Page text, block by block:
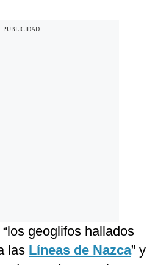
geoglifos hallados
las Líneas de Nazca” y